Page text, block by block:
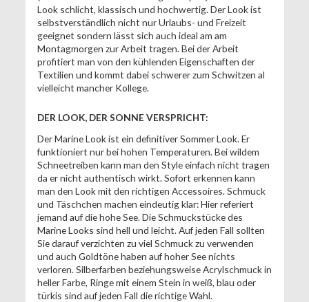
Look schlicht, klassisch und hochwertig. Der Look ist
selbstverständlich nicht nur Urlaubs- und Freizeit
geeignet sondern lässt sich auch ideal am am
Montagmorgen zur Arbeit tragen. Bei der Arbeit
profitiert man von den kühlenden Eigenschaften der
Textilien und kommt dabei schwerer zum Schwitzen al
vielleicht mancher Kollege.
DER LOOK, DER SONNE VERSPRICHT:
Der Marine Look ist ein definitiver Sommer Look. Er
funktioniert nur bei hohen Temperaturen. Bei wildem
Schneetreiben kann man den Style einfach nicht tragen
da er nicht authentisch wirkt. Sofort erkennen kann
man den Look mit den richtigen Accessoires. Schmuck
und Täschchen machen eindeutig klar: Hier referiert
jemand auf die hohe See. Die Schmuckstücke des
Marine Looks sind hell und leicht. Auf jeden Fall sollten
Sie darauf verzichten zu viel Schmuck zu verwenden
und auch Goldtöne haben auf hoher See nichts
verloren. Silberfarben beziehungsweise Acrylschmuck in
heller Farbe, Ringe mit einem Stein in weiß, blau oder
türkis sind auf jeden Fall die richtige Wahl.